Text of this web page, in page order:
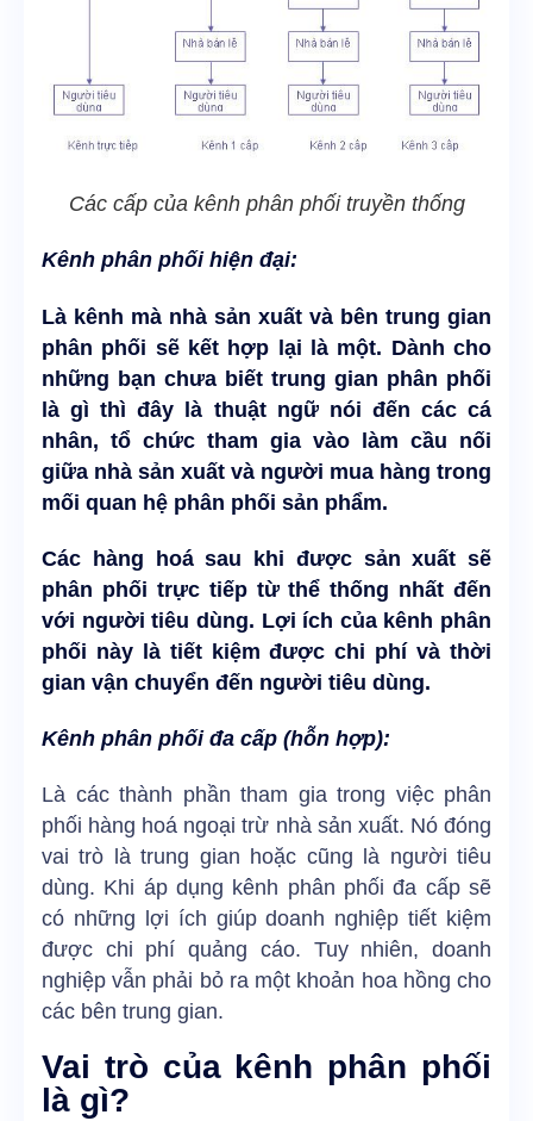
Các cấp của kênh phân phối truyền thống
Kênh phân phối hiện đại:
Là kênh mà nhà sản xuất và bên trung gian
phân phối sẽ kết hợp lại là một. Dành cho
những bạn chưa biết trung gian phân phối
là gì thì đây là thuật ngữ nói đến các cá
nhân, tổ chức tham gia vào làm cầu nối
giữa nhà sản xuất và người mua hàng trong
mối quan hệ phân phối sản phẩm.
Các hàng hoá sau khi được sản xuất sẽ
phân phối trực tiếp từ thể thống nhất đến
với người tiêu dùng. Lợi ích của kênh phân
phối này là tiết kiệm được chi phí và thời
gian vận chuyển đến người tiêu dùng.
Kênh phân phối đa cấp (hỗn hợp):
Là các thành phần tham gia trong việc phân
phối hàng hoá ngoại trừ nhà sản xuất. Nó đóng
vai trò là trung gian hoặc cũng là người tiêu
dùng. Khi áp dụng kênh phân phối đa cấp sẽ
có những lợi ích giúp doanh nghiệp tiết kiệm
được chi phí quảng cáo. Tuy nhiên, doanh
nghiệp vẫn phải bỏ ra một khoản hoa hồng cho
các bên trung gian.
Vai trò của kênh phân phối
là gì?